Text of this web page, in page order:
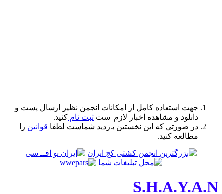
انجمن نظیر ارسال پست و
است ثبت نامکنید.
بازدید شماست لطفاقوانینرا